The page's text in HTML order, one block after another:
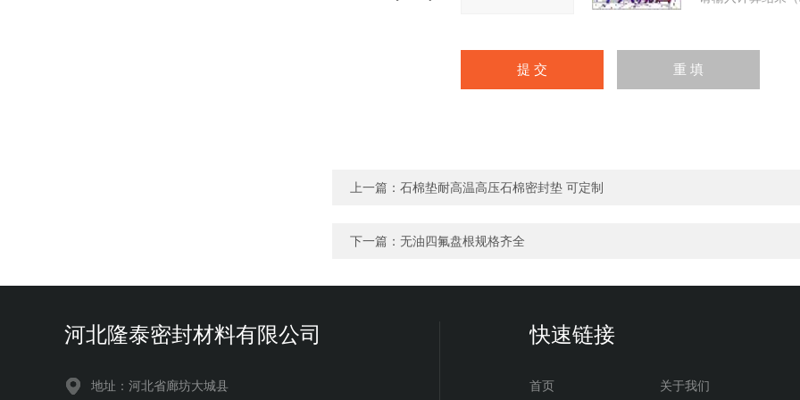
上一篇： 石棉垫耐高温高压石棉密封垫 可定制
下一篇： 无油四氟盘根规格齐全
河北隆泰密封材料有限公司
地址：河北省廊坊大城县
快速链接
首页 关于我们